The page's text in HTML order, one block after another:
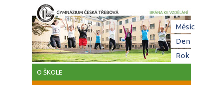
Přejít k hlavnímu obsahu
O ŠKOLE
Měsíc(aktivní
Den
Rok